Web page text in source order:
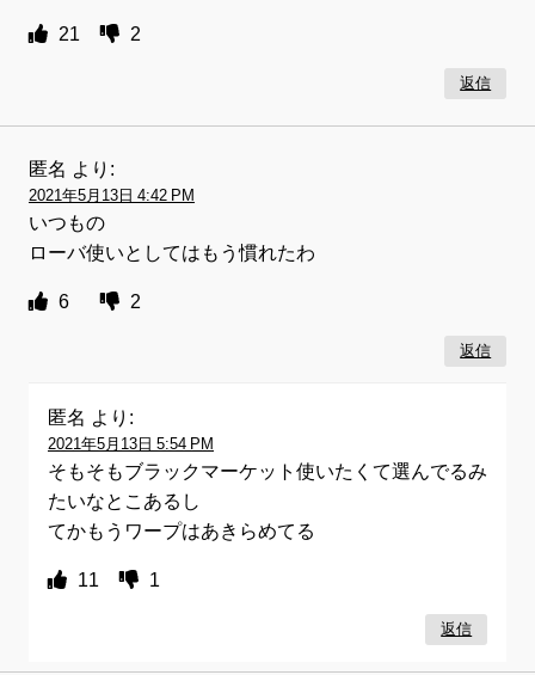
21 2
返信
匿名 より:
2021年5月13日 4:42 PM
いつもの
ローバ使いとしてはもう慣れたわ
6 2
返信
匿名 より:
2021年5月13日 5:54 PM
そもそもブラックマーケット使いたくて選んでるみ
たいなとこあるし
てかもうワープはあきらめてる
11 1
返信